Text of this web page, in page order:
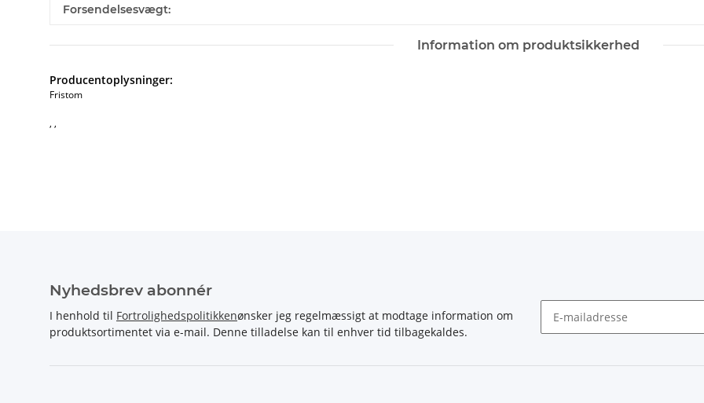
#productDetails.itemInformation#
#productDetails.itemValue#
Forsendelsesvægt:
Information om produktsikkerhed
Producentoplysninger:
Fristom
, ,
Nyhedsbrev abonnér
I henhold til Fortrolighedspolitikkenønsker jeg regelmæssigt at modtage information om
produktsortimentet via e-mail. Denne tilladelse kan til enhver tid tilbagekaldes.